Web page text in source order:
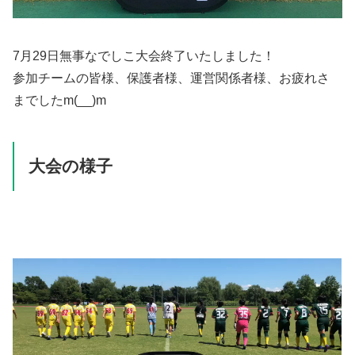
7月29日無事なでしこ大会終了いたしました！
参加チームの皆様、保護者様、運営関係者様、お疲れさ
までしたm(__)m
大会の様子